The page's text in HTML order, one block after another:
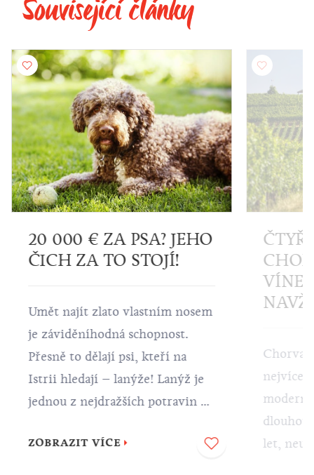
20 000 € ZA PSA? JEHO
ČICH ZA TO STOJÍ!
Umět najít zlato vlastním nosem
je záviděníhodná schopnost.
Přesně to dělají psi, kteří na
Istrii hledají – lanýže! Lanýž je
jednou z nejdražších potravin na
různorodé istrijské delikatesy s
ZOBRAZIT VÍCE
nejvíce
moderního
let,